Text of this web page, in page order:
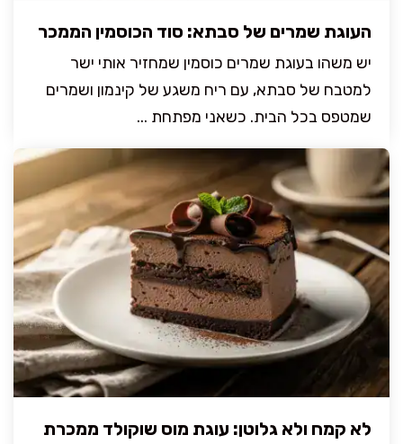
העוגת שמרים של סבתא: סוד הכוסמין הממכר
יש משהו בעוגת שמרים כוסמין שמחזיר אותי ישר
למטבח של סבתא, עם ריח משגע של קינמון ושמרים
שמטפס בכל הבית. כשאני מפתחת ...
לא קמח ולא גלוטן: עוגת מוס שוקולד ממכרת